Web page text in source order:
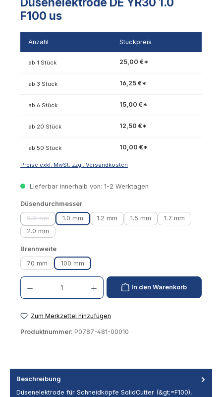
F100 us
Anzahl Stückpreis
ab 1 Stück 25,00 €*
ab 3 Stück 16,25 €*
ab 6 Stück 15,00 €*
ab 20 Stück 12,50 €*
ab 50 Stück 10,00 €*
Preise exkl. MwSt. zzgl. Versandkosten
Lieferbar innerhalb von: 1-2 Werktagen
Düsendurchmesserauswählen
0.8 mm
(Diese Option ist zurzeit nicht verfügbar.)
1.0 mm 1.2 mm 1.5 mm
1.7 mm
2.0 mm
Brennweiteauswählen
70 mm
100 mm
Produkt Anzahl: Gib den gewünschten Wert ein oder benutze die Schaltflächen um
In den Warenkorb
Zum Merkzettel hinzufügen
Produktnummer: P0787-481-00010
Beschreibung
Düsenelektrode für Schneidköpfe SolidCutter (&gt;=F100),